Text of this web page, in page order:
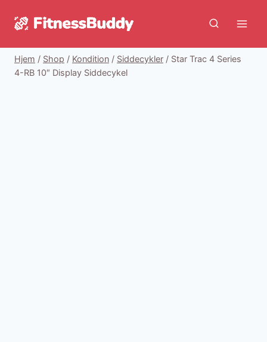
Hjem / Shop / Kondition / Siddecykler / Star Trac 4 Series
4-RB 10″ Display Siddecykel